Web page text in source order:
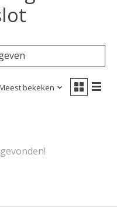
bekeken